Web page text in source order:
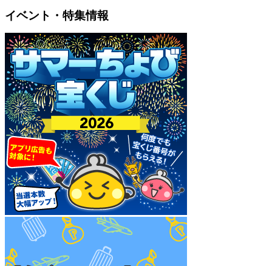
イベント・特集情報